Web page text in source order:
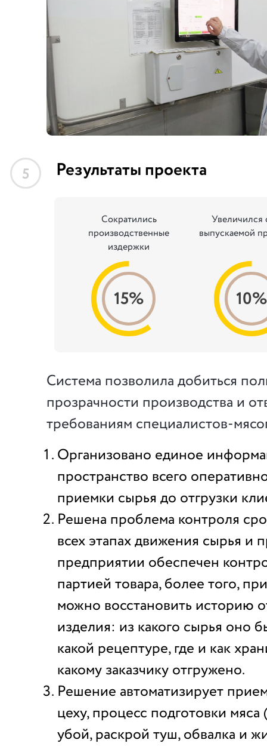
5 Результаты проекта
Сократились
производственные
издержки
15%
Увеличился
выпускаемой
10%
Система позволила добиться
прозрачности производства и
требованиям специалистов-
Организовано единое
пространство всего
приемки сырья до отгрузки
Решена проблема контроля
всех этапах движения сырья и
предприятии обеспечен
партией товара, более того,
можно восстановить историю
изделия: из какого сырья оно
какой рецептуре, где и как
какому заказчику отгружено.
Решение автоматизирует
цеху, процесс подготовки мяса
убой, раскрой туш, обвалка и